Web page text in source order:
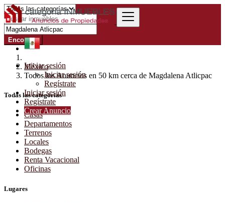
Iniciar sesión
Iniciar sesión
Regístrate
Iniciar sesión
Regístrate
Crear Anuncio
Encontrar
México
Todos los Anuncios en 50 km cerca de Magdalena Atlicpac
Todas las categorías
Casas
Departamentos
Terrenos
Locales
Bodegas
Renta Vacacional
Oficinas
Lugares